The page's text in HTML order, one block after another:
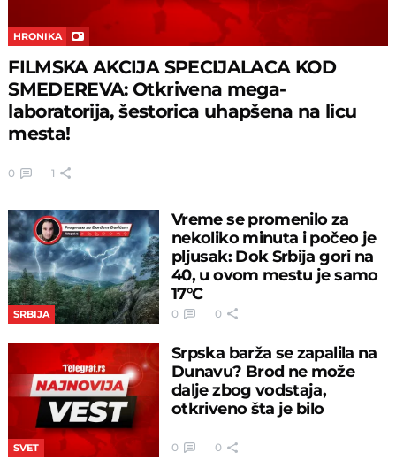
HRONIKA
FILMSKA AKCIJA SPECIJALACA KOD
SMEDEREVA: Otkrivena mega-
laboratorija, šestorica uhapšena na licu
mesta!
0 1
SRBIJA
Vreme se promenilo za
nekoliko minuta i počeo je
pljusak: Dok Srbija gori na
40, u ovom mestu je samo
17°C
0 0
SVET
Srpska barža se zapalila na
Dunavu? Brod ne može
dalje zbog vodstaja,
otkriveno šta je bilo
0 0